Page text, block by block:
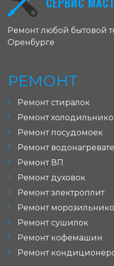
Ремонт любой бытовой
Оренбурге
РЕМОНТ
Ремонт стиралок
Ремонт
Ремонт посудомоек
Ремонт
Ремонт ВП
Ремонт духовок
Ремонт электроплит
Ремонт
Ремонт сушилок
Ремонт кофемашин
Ремонт